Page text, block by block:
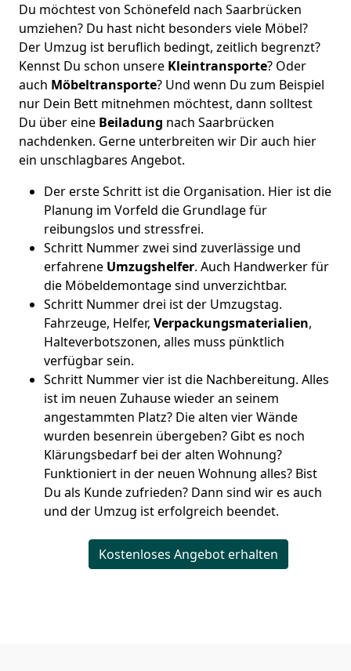
Du möchtest von Schönefeld nach Saarbrücken
umziehen? Du hast nicht besonders viele Möbel?
Der Umzug ist beruflich bedingt, zeitlich begrenzt?
Kennst Du schon unsere Kleintransporte? Oder
auch Möbeltransporte? Und wenn Du zum Beispiel
nur Dein Bett mitnehmen möchtest, dann solltest
Du über eine Beiladung nach Saarbrücken
nachdenken. Gerne unterbreiten wir Dir auch hier
ein unschlagbares Angebot.
Der erste Schritt ist die Organisation. Hier ist die
Planung im Vorfeld die Grundlage für
reibungslos und stressfrei.
Schritt Nummer zwei sind zuverlässige und
erfahrene Umzugshelfer. Auch Handwerker für
die Möbeldemontage sind unverzichtbar.
Schritt Nummer drei ist der Umzugstag.
Fahrzeuge, Helfer, Verpackungsmaterialien,
Halteverbotszonen, alles muss pünktlich
verfügbar sein.
Schritt Nummer vier ist die Nachbereitung. Alles
ist im neuen Zuhause wieder an seinem
angestammten Platz? Die alten vier Wände
wurden besenrein übergeben? Gibt es noch
Klärungsbedarf bei der alten Wohnung?
Funktioniert in der neuen Wohnung alles? Bist
Du als Kunde zufrieden? Dann sind wir es auch
und der Umzug ist erfolgreich beendet.
Kostenloses Angebot erhalten